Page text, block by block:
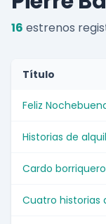
16 estrenos
Título
Feliz
Historias de
Cardo borriquero
Cuatro historias